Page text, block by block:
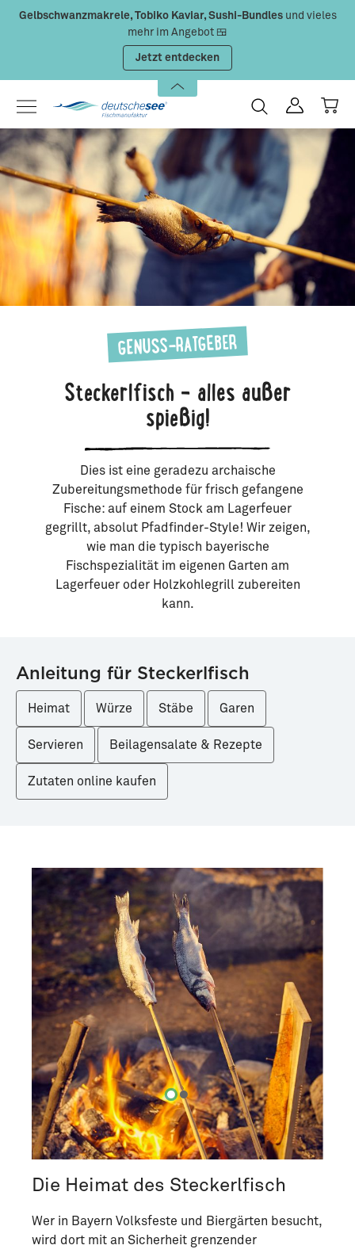
Zum Hauptinhalt springen
Gelbschwanzmakrele, Tobiko Kaviar, Sushi-Bundlesund vieles
mehr im Angebot 🍱
Jetzt entdecken
GENUSS-RATGEBER
Steckerlfisch – alles außer
spießig!
Dies ist eine geradezu archaische
Zubereitungsmethode für frisch gefangene
Fische: auf einem Stock am Lagerfeuer
gegrillt, absolut Pfadfinder-Style! Wir zeigen,
wie man die typisch bayerische
Fischspezialität im eigenen Garten am
Lagerfeuer oder Holzkohlegrill zubereiten
kann.
Anleitung für Steckerlfisch
Heimat Würze Stäbe Garen
Servieren Beilagensalate & Rezepte
Zutaten online kaufen
Die Heimat des Steckerlfisch
Wer in Bayern Volksfeste und Biergärten besucht,
wird dort mit an Sicherheit grenzender